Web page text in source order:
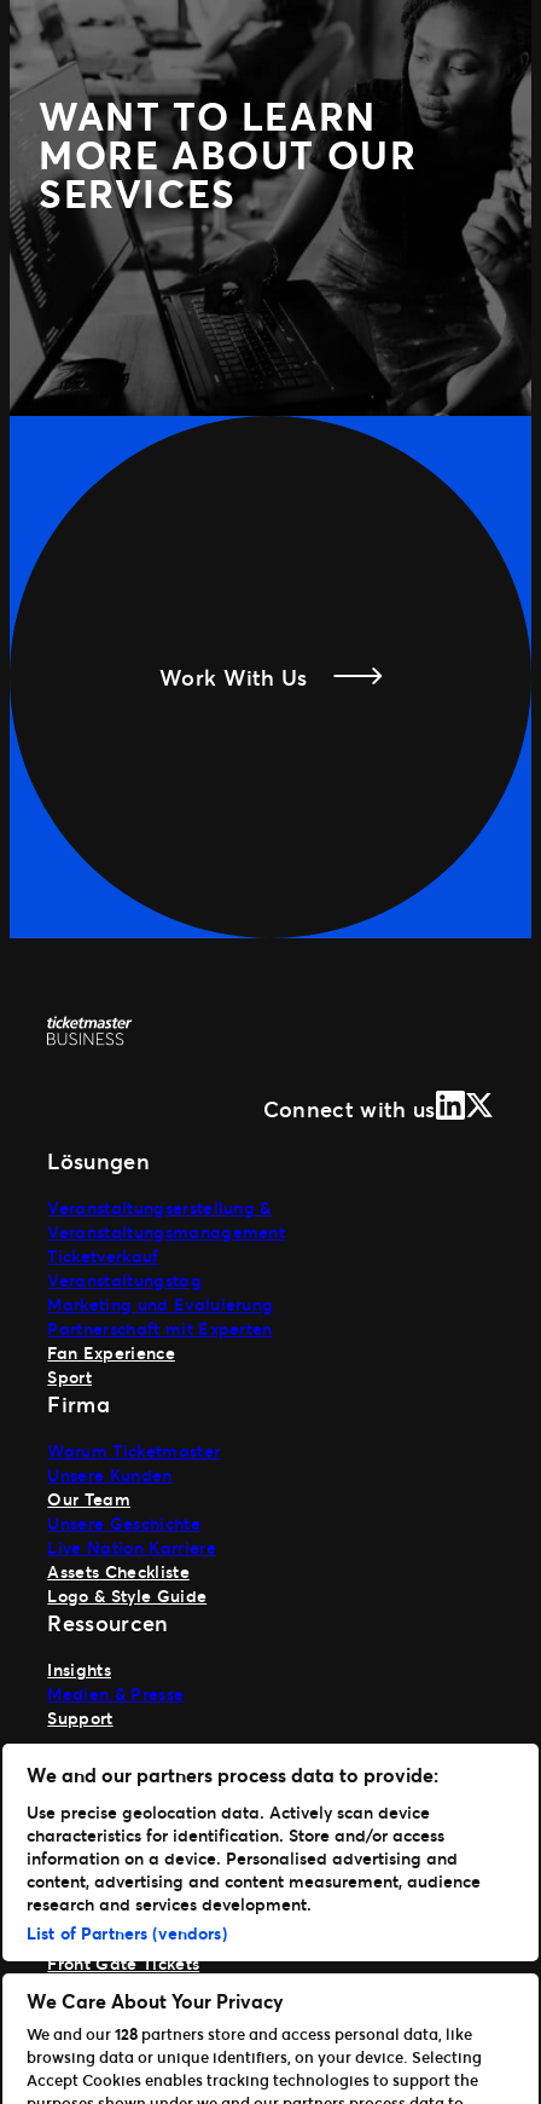
WANT TO LEARN
MORE ABOUT OUR
SERVICES
Work With Us
Connect with usLinkedIn
X
Lösungen
Veranstaltungserstellung &
Veranstaltungsmanagement
Ticketverkauf
Veranstaltungstag
Marketing und Evaluierung
Partnerschaft mit Experten
Fan Experience
Sport
Firma
Warum Ticketmaster
Unsere Kunden
Our Team
Unsere Geschichte
Live Nation Karriere
Assets Checkliste
Logo & Style Guide
Ressourcen
Insights
Medien & Presse
Support
TM1 anmelden
Hole dir unsere App
Ticketmaster
TM1 Reports
Portfolio
Ticketmaster
Front Gate Tickets
Universe
Verbessere
Partner
We and our partners process data to provide:
Use precise geolocation data. Actively scan device
characteristics for identification. Store and/or access
information on a device. Personalised advertising and
content, advertising and content measurement, audience
research and services development.
List of Partners (vendors)
We Care About Your Privacy
We and our128 partners store and access personal data, like
browsing data or unique identifiers, on your device. Selecting
Accept Cookies enables tracking technologies to support the